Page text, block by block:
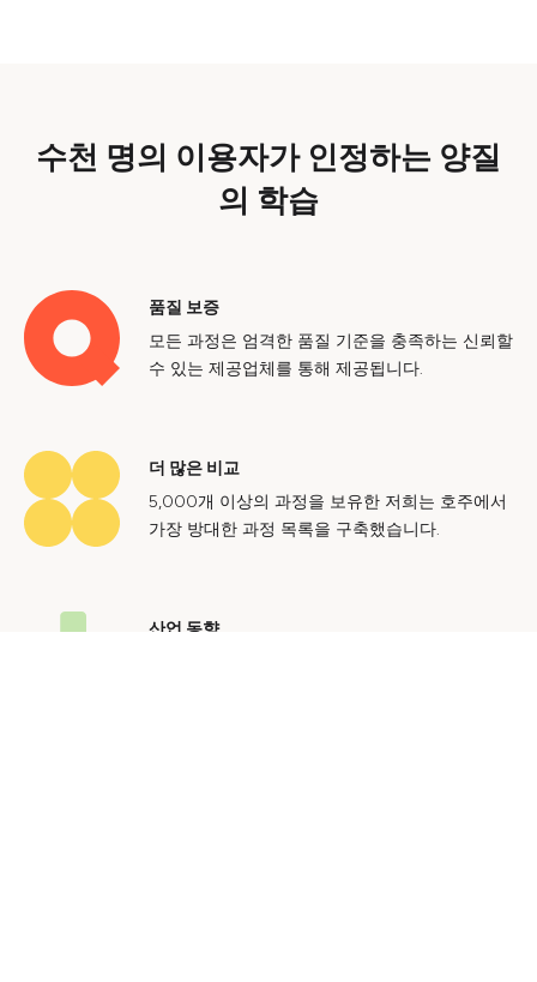
수천 명의 이용자가 인정하는 양질
의 학습
품질 보증
모든 과정은 엄격한 품질 기준을 충족하는 신뢰할
수 있는 제공업체를 통해 제공됩니다.
더 많은 비교
5,000개 이상의 과정을 보유한 저희는 호주에서
가장 방대한 과정 목록을 구축했습니다.
산업 동향